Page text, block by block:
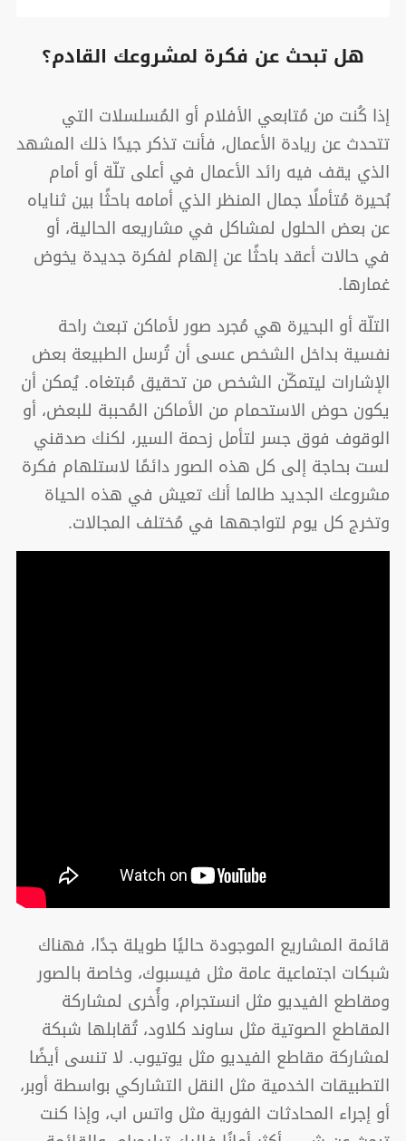
هل تبحث عن فكرة لمشروعك القادم؟
إذا كُنت من مُتابعي الأفلام أو المُسلسلات التي
تتحدث عن ريادة الأعمال، فأنت تذكر جيدًا ذلك المشهد
الذي يقف فيه رائد الأعمال في أعلى تلّة أو أمام
بُحيرة مُتأملًا جمال المنظر الذي أمامه باحثًا بين ثناياه
عن بعض الحلول لمشاكل في مشاريعه الحالية، أو
في حالات أعقد باحثًا عن إلهام لفكرة جديدة يخوض
غمارها.
التلّة أو البحيرة هي مُجرد صور لأماكن تبعث راحة
نفسية بداخل الشخص عسى أن تُرسل الطبيعة بعض
الإشارات ليتمكّن الشخص من تحقيق مُبتغاه. يُمكن أن
يكون حوض الاستحمام من الأماكن المُحببة للبعض، أو
الوقوف فوق جسر لتأمل زحمة السير، لكنك صدقني
لست بحاجة إلى كل هذه الصور دائمًا لاستلهام فكرة
مشروعك الجديد طالما أنك تعيش في هذه الحياة
وتخرج كل يوم لتواجهها في مُختلف المجالات.
قائمة المشاريع الموجودة حاليًا طويلة جدًا، فهناك
شبكات اجتماعية عامة مثل فيسبوك، وخاصة بالصور
ومقاطع الفيديو مثل انستجرام، وأُخرى لمشاركة
المقاطع الصوتية مثل ساوند كلاود، تُقابلها شبكة
لمشاركة مقاطع الفيديو مثل يوتيوب. لا تنسى أيضًا
التطبيقات الخدمية مثل النقل التشاركي بواسطة أوبر،
أو إجراء المحادثات الفورية مثل واتس اب، وإذا كنت